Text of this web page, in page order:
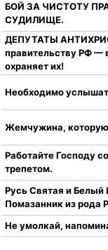
БОЙ ЗА ЧИСТОТУ
СУДИЛИЩЕ.
ДЕПУТАТЫ
правительству РФ —
охраняет их!
Необходимо
Жемчужина, которую
Работайте Господу
трепетом.
Русь Святая и
Помазанник из рода
Не умолкай,